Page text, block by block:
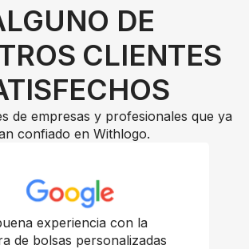
DE
CLIENTES
de empresas y profesionales que ya
confiado en Withlogo.
experiencia con la
de bolsas personalizadas